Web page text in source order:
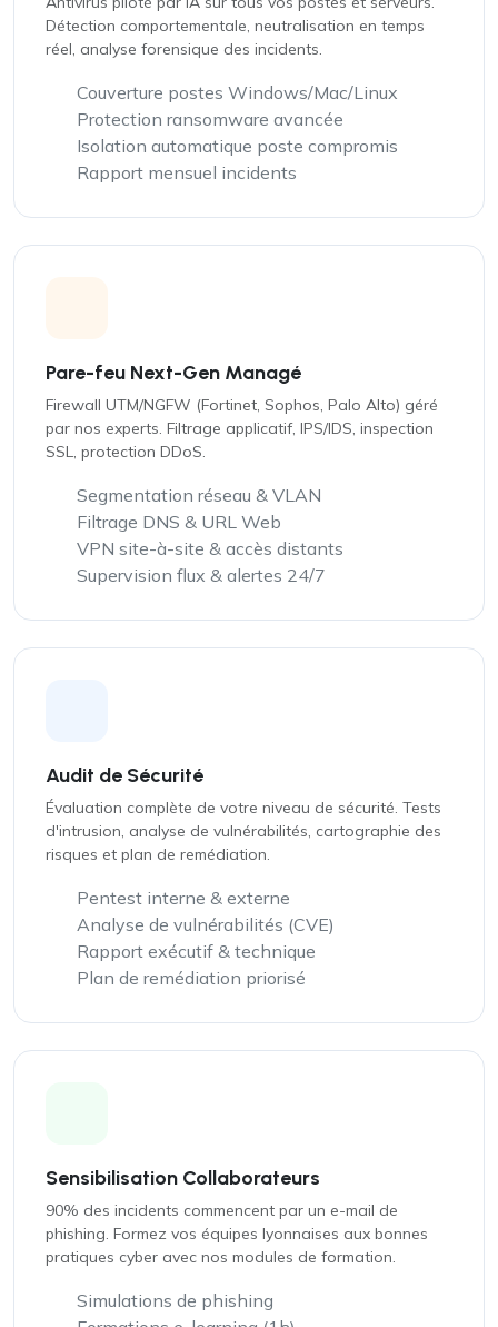
Détection comportementale, neutralisation en temps
réel, analyse forensique des incidents.
Couverture postes Windows/Mac/Linux
Protection ransomware avancée
Isolation automatique poste compromis
Rapport mensuel incidents
Pare-feu Next-Gen Managé
Firewall UTM/NGFW (Fortinet, Sophos, Palo Alto) géré
par nos experts. Filtrage applicatif, IPS/IDS, inspection
SSL, protection DDoS.
Segmentation réseau & VLAN
Filtrage DNS & URL Web
VPN site-à-site & accès distants
Supervision flux & alertes 24/7
Audit de Sécurité
Évaluation complète de votre niveau de sécurité. Tests
d'intrusion, analyse de vulnérabilités, cartographie des
risques et plan de remédiation.
Pentest interne & externe
Analyse de vulnérabilités (CVE)
Rapport exécutif & technique
Plan de remédiation priorisé
Sensibilisation Collaborateurs
90% des incidents commencent par un e-mail de
phishing. Formez vos équipes lyonnaises aux bonnes
pratiques cyber avec nos modules de formation.
Simulations de phishing